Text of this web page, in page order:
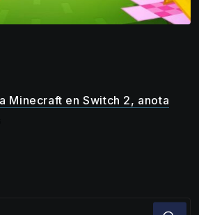
Minecraft en Switch 2, anota